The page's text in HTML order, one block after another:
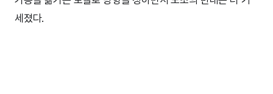
세졌다.